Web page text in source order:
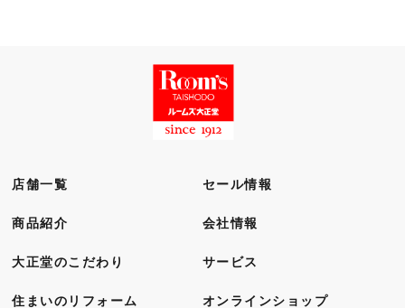
店舗一覧 セール情報
商品紹介 会社情報
大正堂のこだわり サービス
住まいのリフォーム オンラインショップ